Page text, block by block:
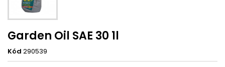
Garden Oil SAE 30 1l
Kód 290539